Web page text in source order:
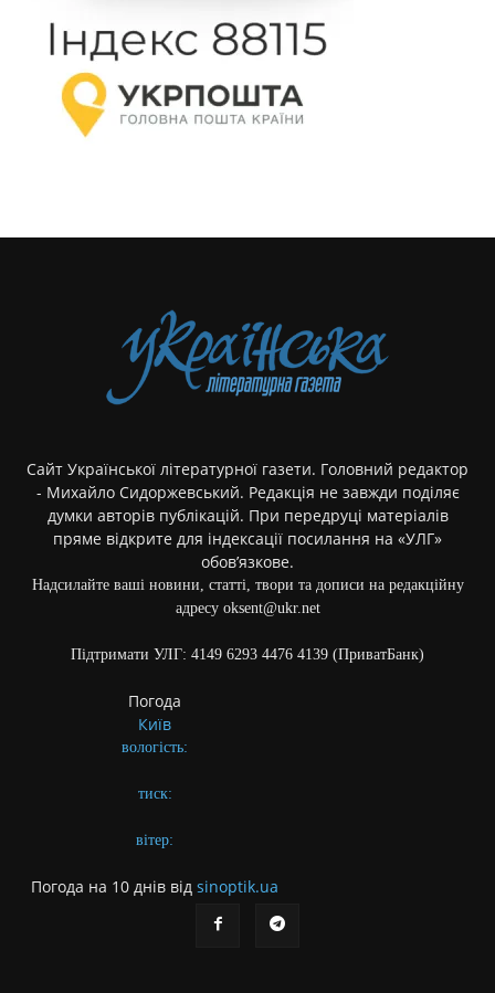
Сайт Української літературної газети. Головний редактор
- Михайло Сидоржевський. Редакція не завжди поділяє
думки авторів публікацій. При передруці матеріалів
пряме відкрите для індексації посилання на «УЛГ»
обов’язкове.
Надсилайте ваші новини, статті, твори та дописи на редакційну
адресу oksent@ukr.net
Підтримати УЛГ: 4149 6293 4476 4139 (ПриватБанк)
Погода
Київ
вологість:
тиск:
вітер:
Погода на 10 днів від sinoptik.ua